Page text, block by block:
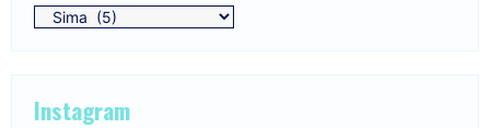
Instagram